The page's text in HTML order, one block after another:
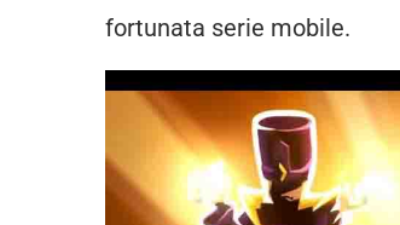
fortunata serie mobile.